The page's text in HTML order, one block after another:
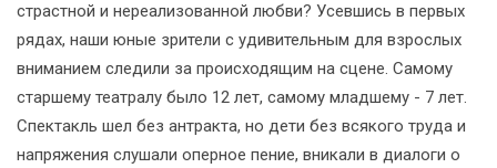
страстной и нереализованной любви? Усевшись в первых
рядах, наши юные зрители с удивительным для взрослых
вниманием следили за происходящим на сцене. Самому
старшему театралу было 12 лет, самому младшему - 7 лет.
Спектакль шел без антракта, но дети без всякого труда и
напряжения слушали оперное пение, вникали в диалоги о